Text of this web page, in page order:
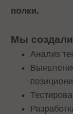
полки.
Мы
Анализ